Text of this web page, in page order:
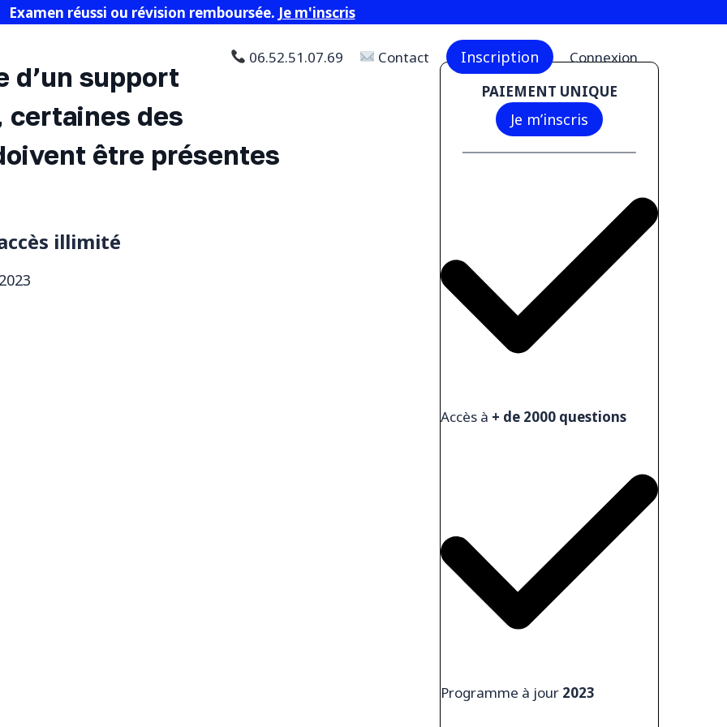
Examen réussi ou révision remboursée. Je m'inscris
06.52.51.07.69 Contact Inscription Connexion
d’un support
certaines des
être présentes
illimité
PAIEMENT UNIQUE
69 €
Je m’inscris
Accès à + de 2000 questions
Programme à jour 2023